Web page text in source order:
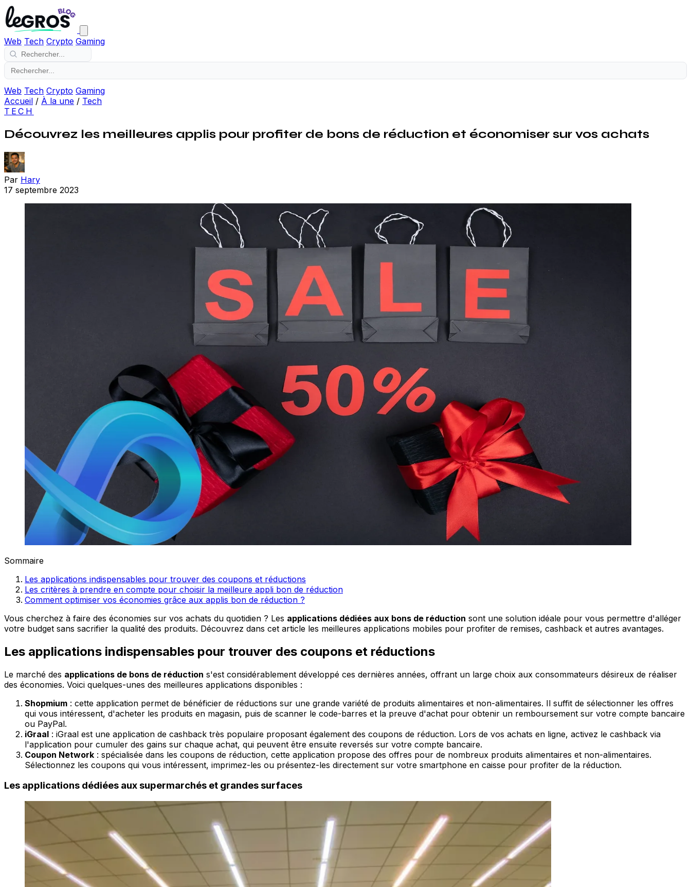
Web Tech Crypto Gaming
Web Tech Crypto Gaming
Accueil / À la une / Tech
TECH
Découvrez les meilleures applis pour profiter de bons de réduction et économiser sur vos achats
Par Hary
17 septembre 2023
Sommaire
Les applications indispensables pour trouver des coupons et réductions
Les critères à prendre en compte pour choisir la meilleure appli bon de réduction
Comment optimiser vos économies grâce aux applis bon de réduction ?
Vous cherchez à faire des économies sur vos achats du quotidien ? Les applications dédiées aux bons de réduction sont une solution idéale pour vous permettre d'alléger
votre budget sans sacrifier la qualité des produits. Découvrez dans cet article les meilleures applications mobiles pour profiter de remises, cashback et autres avantages.
Les applications indispensables pour trouver des coupons et réductions
Le marché des applications de bons de réduction s'est considérablement développé ces dernières années, offrant un large choix aux consommateurs désireux de réaliser
des économies. Voici quelques-unes des meilleures applications disponibles :
Shopmium : cette application permet de bénéficier de réductions sur une grande variété de produits alimentaires et non-alimentaires. Il suffit de sélectionner les offres
qui vous intéressent, d'acheter les produits en magasin, puis de scanner le code-barres et la preuve d'achat pour obtenir un remboursement sur votre compte bancaire
ou PayPal.
iGraal : iGraal est une application de cashback très populaire proposant également des coupons de réduction. Lors de vos achats en ligne, activez le cashback via
l'application pour cumuler des gains sur chaque achat, qui peuvent être ensuite reversés sur votre compte bancaire.
Coupon Network : spécialisée dans les coupons de réduction, cette application propose des offres pour de nombreux produits alimentaires et non-alimentaires.
Sélectionnez les coupons qui vous intéressent, imprimez-les ou présentez-les directement sur votre smartphone en caisse pour profiter de la réduction.
Les applications dédiées aux supermarchés et grandes surfaces